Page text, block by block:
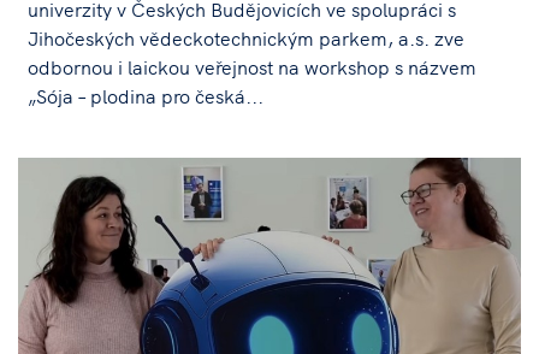
univerzity v Českých Budějovicích ve spolupráci s
Jihočeských vědeckotechnickým parkem, a.s. zve
odbornou i laickou veřejnost na workshop s názvem
„Sója – plodina pro česká...